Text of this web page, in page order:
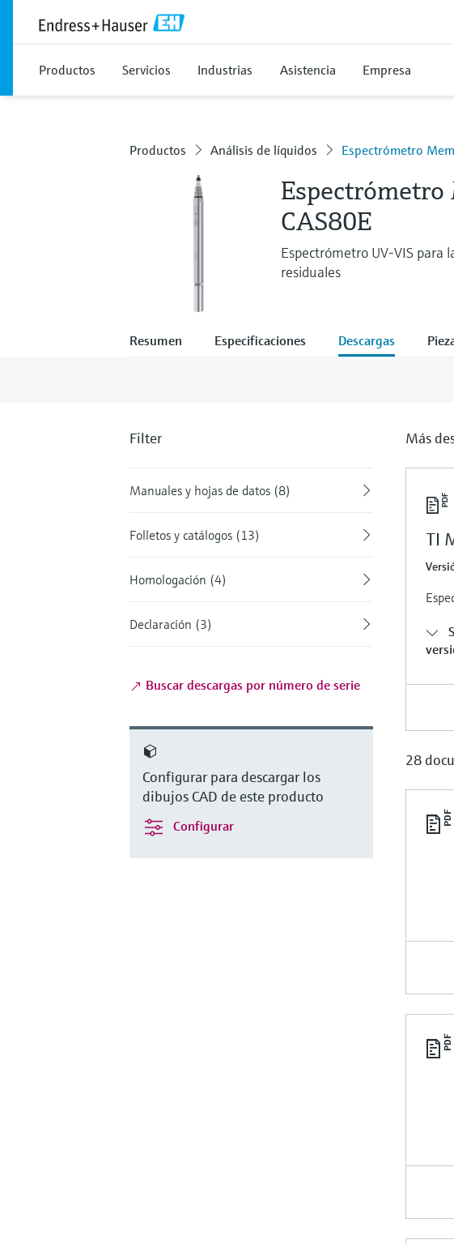
Productos Servicios Industrias Asistencia Empresa
Productos Análisis de líquidos Espectrómetro
Espectrómetro
CAS80E
Espectrómetro UV-VIS para
residuales
Resumen Especificaciones Descargas
Filter
Manuales y hojas de datos (8)
Folletos y catálogos (13)
Homologación (4)
Declaración (3)
Buscar descargas por número de serie
Configurar para descargar los
dibujos CAD de este producto
Configurar
Más
TI
28